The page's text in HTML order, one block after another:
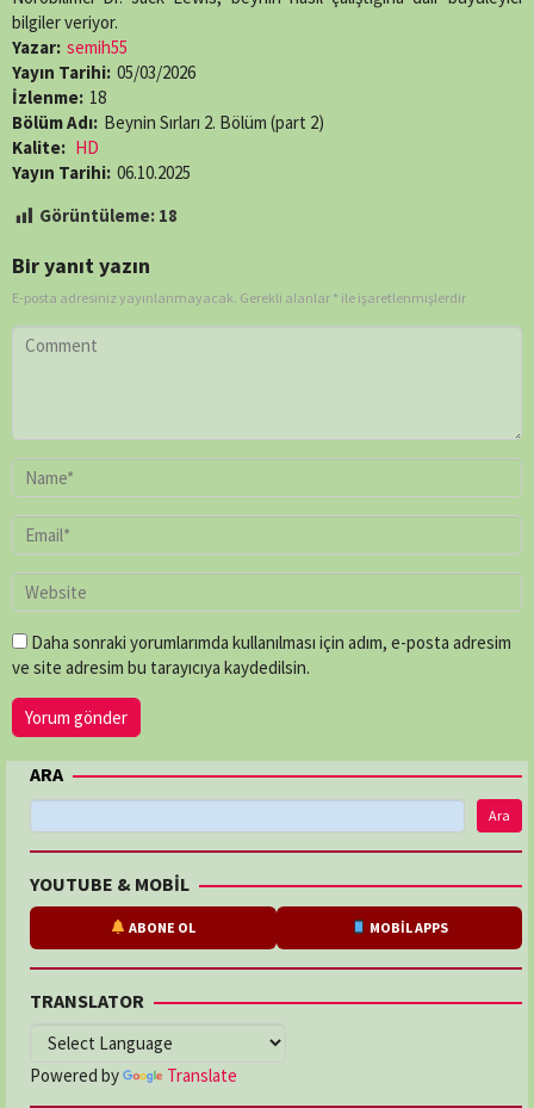
(Twitter)
bilgiler veriyor.
Yazar: semih55
Yayın Tarihi: 05/03/2026
İzlenme: 18
Bölüm Adı: Beynin Sırları 2. Bölüm (part 2)
Kalite: HD
Yayın Tarihi: 06.10.2025
Görüntüleme: 18
Bir yanıt yazın
E-posta adresiniz yayınlanmayacak. Gerekli alanlar * ile işaretlenmişlerdir
Daha sonraki yorumlarımda kullanılması için adım, e-posta adresim
ve site adresim bu tarayıcıya kaydedilsin.
ARA
Ara
YOUTUBE & MOBİL
ABONE OL MOBİL APPS
TRANSLATOR
Powered by Translate